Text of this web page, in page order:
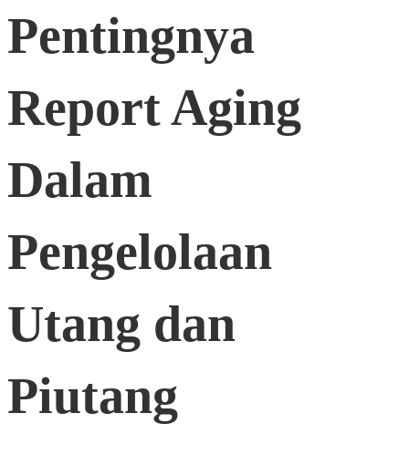
Report
Aging
Dalam
Pengelolaan
Utang
dan
Piutang
Pentingnya
Report Aging
Dalam
Pengelolaan
Utang dan
Piutang